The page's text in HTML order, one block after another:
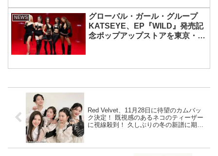
NEWS
グローバル・ガール・グループ
KATSEYE、EP『WILD』発売記
念ポップアップストアを東京・原
Red Velvet、11月28日に待望のカムバッ
ク決定！ 既視感のあるネコのティーザー
に視線殺到！ 久しぶりの冬の新譜に期待